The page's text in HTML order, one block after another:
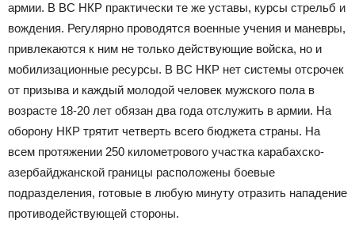
армии. В ВС НКР практически те же уставы, курсы стрельб и
вождения. Регулярно проводятся военные учения и маневры,
привлекаются к ним не только действующие войска, но и
мобилизационные ресурсы. В ВС НКР нет системы отсрочек
от призыва и каждый молодой человек мужского пола в
возрасте 18-20 лет обязан два года отслужить в армии. На
оборону НКР трятит четверть всего бюджета страны. На
всем протяжении 250 километрового участка карабахско-
азербайджанской границы расположены боевые
подразделения, готовые в любую минуту отразить нападение
противодействующей стороны.